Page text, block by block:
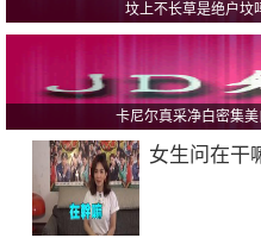
坟上不长草是绝户坟
卡尼尔真采净白密集
女生问在干